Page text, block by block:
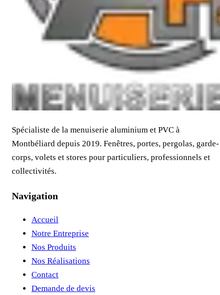
Spécialiste de la menuiserie aluminium et PVC à
Montbéliard depuis 2019. Fenêtres, portes, pergolas, garde-
corps, volets et stores pour particuliers, professionnels et
collectivités.
Navigation
Accueil
Notre Entreprise
Nos Produits
Nos Réalisations
Contact
Demande de devis